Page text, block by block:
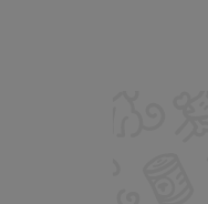
gentille. Elle a pris
chats sont tout de suite